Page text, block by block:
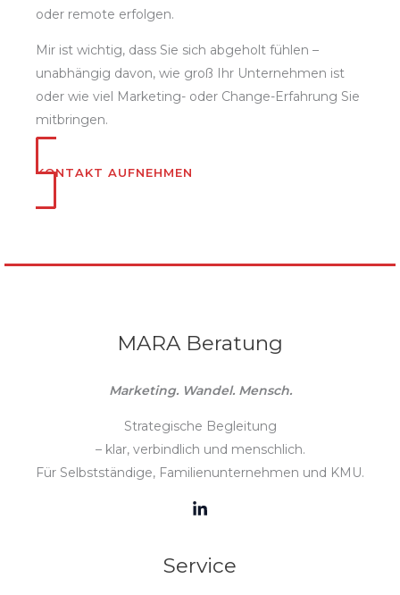
oder remote erfolgen.
Mir ist wichtig, dass Sie sich abgeholt fühlen –
unabhängig davon, wie groß Ihr Unternehmen ist
oder wie viel Marketing- oder Change-Erfahrung Sie
mitbringen.
KONTAKT AUFNEHMEN
MARA Beratung
Marketing. Wandel. Mensch.
Strategische Begleitung
– klar, verbindlich und menschlich.
Für Selbstständige, Familienunternehmen und KMU.
Service